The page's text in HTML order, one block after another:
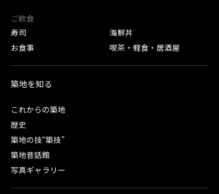
ご飲食
寿司
海鮮丼
お食事
喫茶・軽食・居酒屋
築地を知る
これからの築地
歴史
築地の技“築技”
築地昔話館
写真ギャラリー